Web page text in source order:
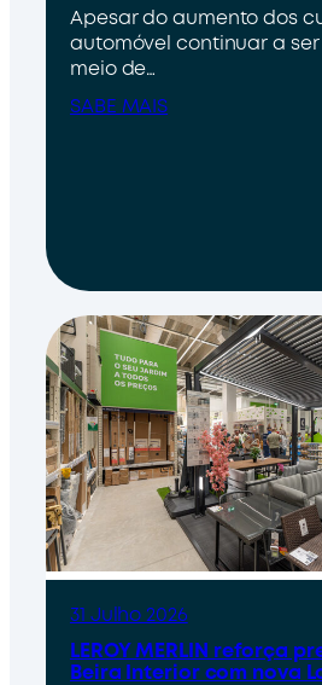
Apesar do aumento dos
automóvel continuar a ser
meio de…
SABE MAIS
31 Julho 2026
LEROY MERLIN reforça
Beira Interior com nova